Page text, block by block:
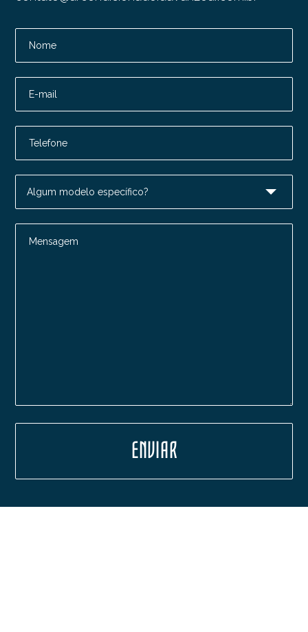
Nome
E-mail
Telefone
Mensagem
ENVIAR